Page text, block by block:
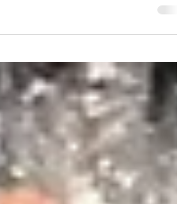
aussi, le dernier
tout juste mis à la